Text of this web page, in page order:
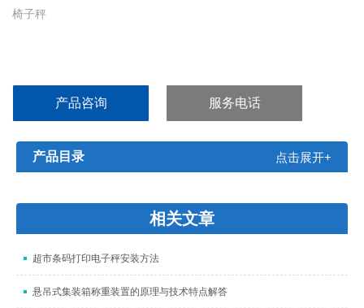
椅子秤
产品咨询 服务电话
产品目录 点击展开+
相关文章
超市条码打印电子秤安装方法
悬吊式集装箱称重装置的原理与技术特点解答